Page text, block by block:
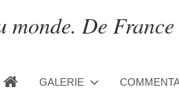
De
GALERIE